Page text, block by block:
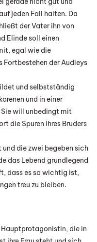
jeden Fall halten. Da
der Vater ihn von
Elinde soll einen
egal wie die
Fortbestehen der Audleys
und selbstständig
und in einer
will unbedingt mit
die Spuren ihres Bruders
die zwei begeben sich
das Lebend grundlegend
dass es so wichtig ist,
treu zu bleiben.
die in